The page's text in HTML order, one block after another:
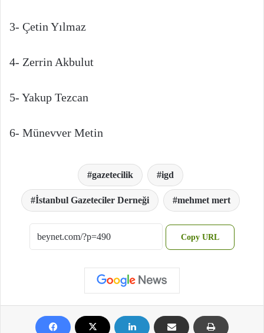
3- Çetin Yılmaz
4- Zerrin Akbulut
5- Yakup Tezcan
6- Münevver Metin
gazetecilik igd
İstanbul Gazeteciler Derneği mehmet mert
Copy URL